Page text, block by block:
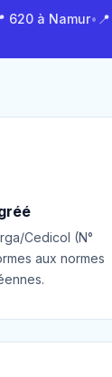
620 à Namur•
Cedicol (N°
aux normes